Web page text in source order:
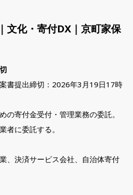
文化・寄付DX｜京町家保
書提出締切：2026年3月19日17時
の寄付金受付・管理業務の委託。
者に委託する。
、決済サービス会社、自治体寄付